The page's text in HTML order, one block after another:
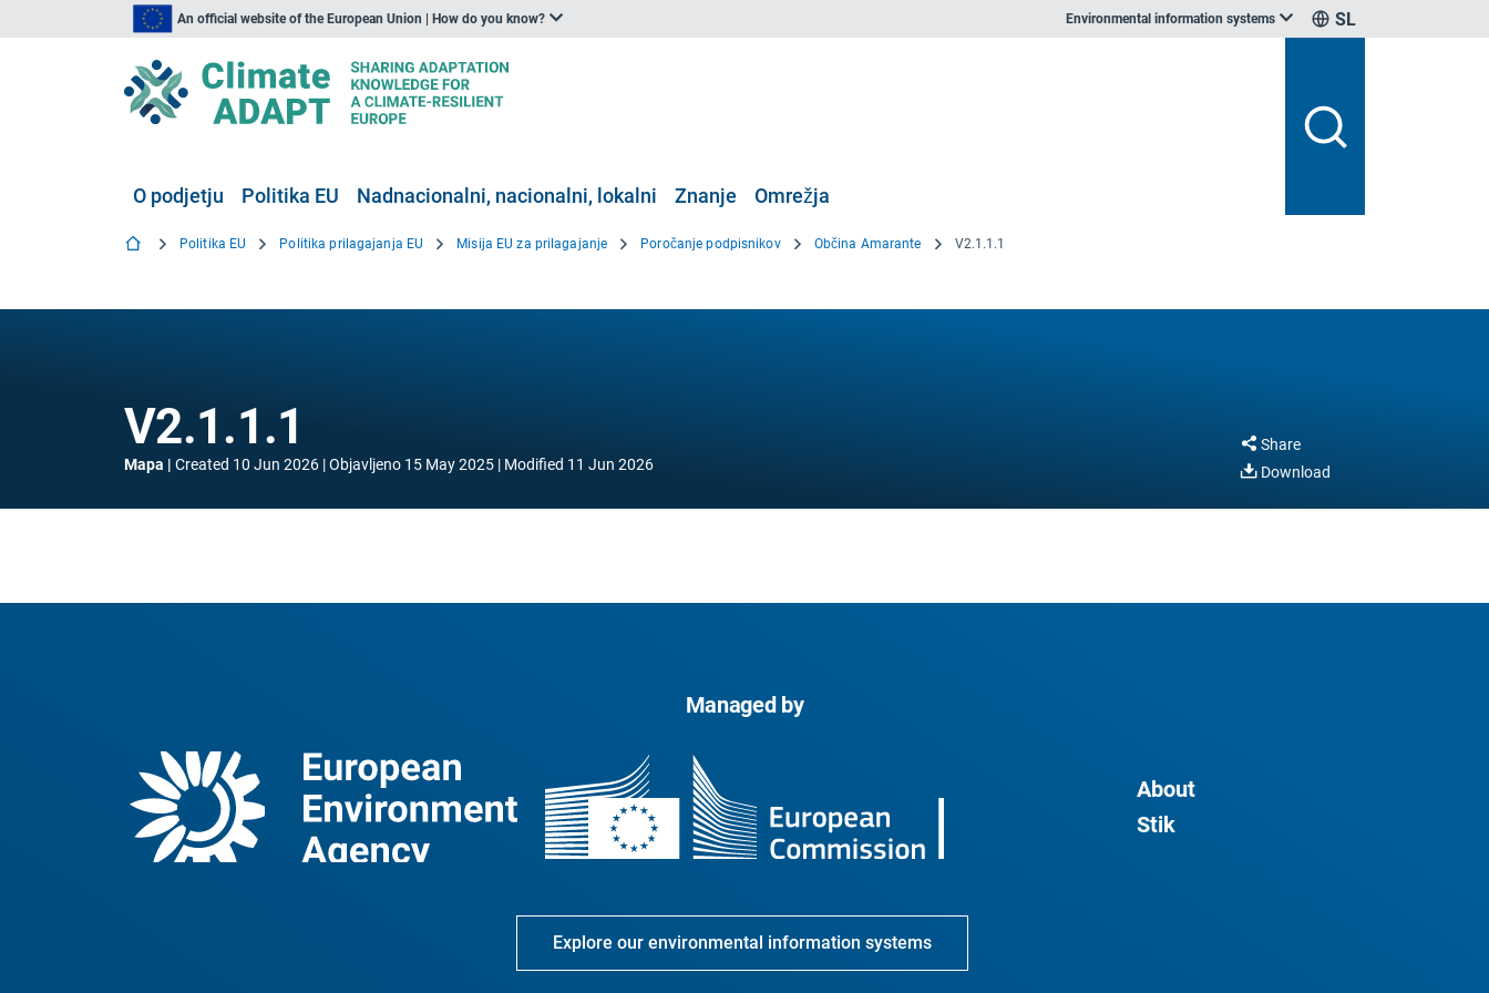
An official website of the European Union | How do you know? Environmental information systems SL
O podjetju Politika EU Nadnacionalni, nacionalni, lokalni Znanje Omrežja
Politika EU Politika prilagajanja EU Misija EU za prilagajanje Poročanje podpisnikov Občina Amarante V2.1.1.1
V2.1.1.1
Mapa Created 10 Jun 2026 Objavljeno 15 May 2025 Modified 11 Jun 2026
Share
Download
Managed by
About
Stik
Explore our environmental information systems